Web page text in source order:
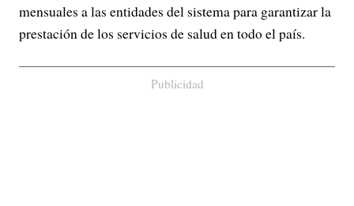
mensuales a las entidades del sistema para garantizar la
prestación de los servicios de salud en todo el país.
Publicidad